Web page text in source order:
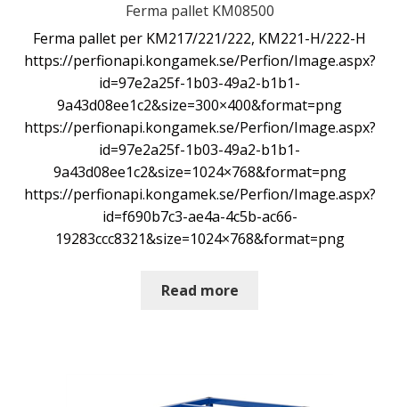
Ferma pallet KM08500
Ferma pallet per KM217/221/222, KM221-H/222-H
https://perfionapi.kongamek.se/Perfion/Image.aspx?
id=97e2a25f-1b03-49a2-b1b1-
9a43d08ee1c2&size=300×400&format=png
https://perfionapi.kongamek.se/Perfion/Image.aspx?
id=97e2a25f-1b03-49a2-b1b1-
9a43d08ee1c2&size=1024×768&format=png
https://perfionapi.kongamek.se/Perfion/Image.aspx?
id=f690b7c3-ae4a-4c5b-ac66-
19283ccc8321&size=1024×768&format=png
Read more